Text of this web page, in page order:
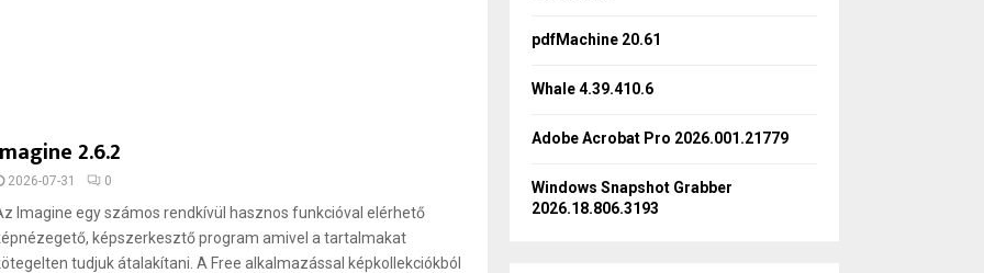
2.6.2
2026-07-31 0
Imagine egy számos rendkívül hasznos funkcióval elérhető
képszerkesztő program amivel a tartalmakat
tudjuk átalakítani. A Free alkalmazással képkollekciókból
pdfMachine 20.61
Whale 4.39.410.6
Adobe Acrobat Pro 2026.001.21779
Windows Snapshot Grabber
2026.18.806.3193